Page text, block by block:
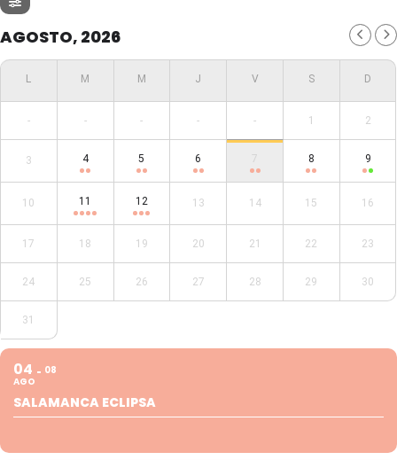
AGOSTO, 2026
- - - - - 1 2
3 4 5 6 7 8 9
10 11 12 13 14 15 16
17 18 19 20 21 22 23
24 25 26 27 28 29 30
31
04
AGO
08
SALAMANCA ECLIPSA